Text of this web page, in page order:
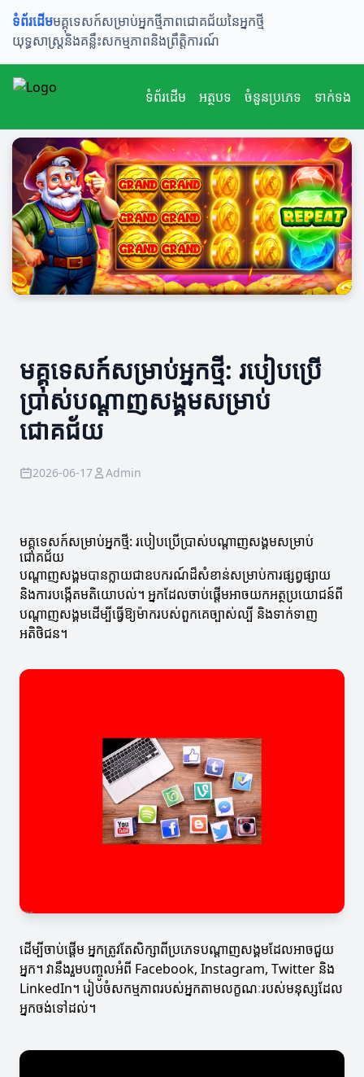
ទំព័រដើមមគ្គុទេសក៍សម្រាប់អ្នកថ្មីភាពជោគជ័យនៃអ្នកថ្មី
យុទ្ធសាស្ត្រនិងគន្លឹះសកម្មភាពនិងព្រឹត្តិការណ៍
ទំព័រដើម អត្ថបទ ចំនួនប្រភេទ ទាក់ទង
មគ្គុទេសក៍សម្រាប់អ្នកថ្មី: របៀបប្រើ
ប្រាស់បណ្តាញសង្គមសម្រាប់
ជោគជ័យ
2026-06-17 Admin
មគ្គុទេសក៍សម្រាប់អ្នកថ្មី: របៀបប្រើប្រាស់បណ្តាញសង្គមសម្រាប់
ជោគជ័យ
បណ្តាញសង្គមបានក្លាយជាឧបករណ៍ដ៏សំខាន់សម្រាប់ការផ្សព្វផ្សាយ
និងការបង្កើតមតិយោបល់។ អ្នកដែលចាប់ផ្តើមអាចយកអត្ថប្រយោជន៍ពី
បណ្តាញសង្គមដើម្បីធ្វើឱ្យម៉ាករបស់ពួកគេច្បាស់ល្បី និងទាក់ទាញ
អតិថិជន។
ដើម្បីចាប់ផ្តើម អ្នកត្រូវតែសិក្សាពីប្រភេទបណ្តាញសង្គមដែលអាចជួយ
អ្នក។ វានឹងរួមបញ្ចូលអំពី Facebook, Instagram, Twitter និង
LinkedIn។ រៀបចំសកម្មភាពរបស់អ្នកតាមលក្ខណៈរបស់មនុស្សដែល
អ្នកចង់ទៅដល់។